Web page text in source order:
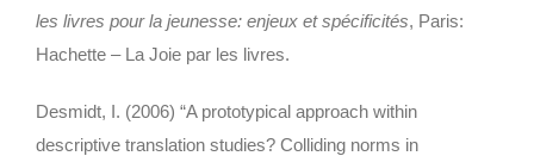
les livres pour la jeunesse: enjeux et spécificités, Paris:
Hachette – La Joie par les livres.
Desmidt, I. (2006) “A prototypical approach within
descriptive translation studies? Colliding norms in